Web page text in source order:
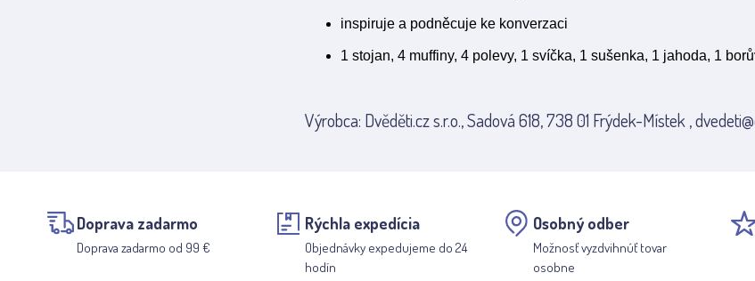
inspiruje a podněcuje ke konverzaci
1 stojan, 4 muffiny, 4 polevy, 1 svíčka, 1 sušenka, 1 jahoda, 1
Výrobca: Dvěděti.cz s.r.o., Sadová 618, 738 01 Frýdek-Místek ,
Doprava zadarmo
Doprava zadarmo od 99 €
Rýchla expedícia
Objednávky expedujeme do 24
hodín
Osobný odber
Možnosť vyzdvihnúť tovar
osobne